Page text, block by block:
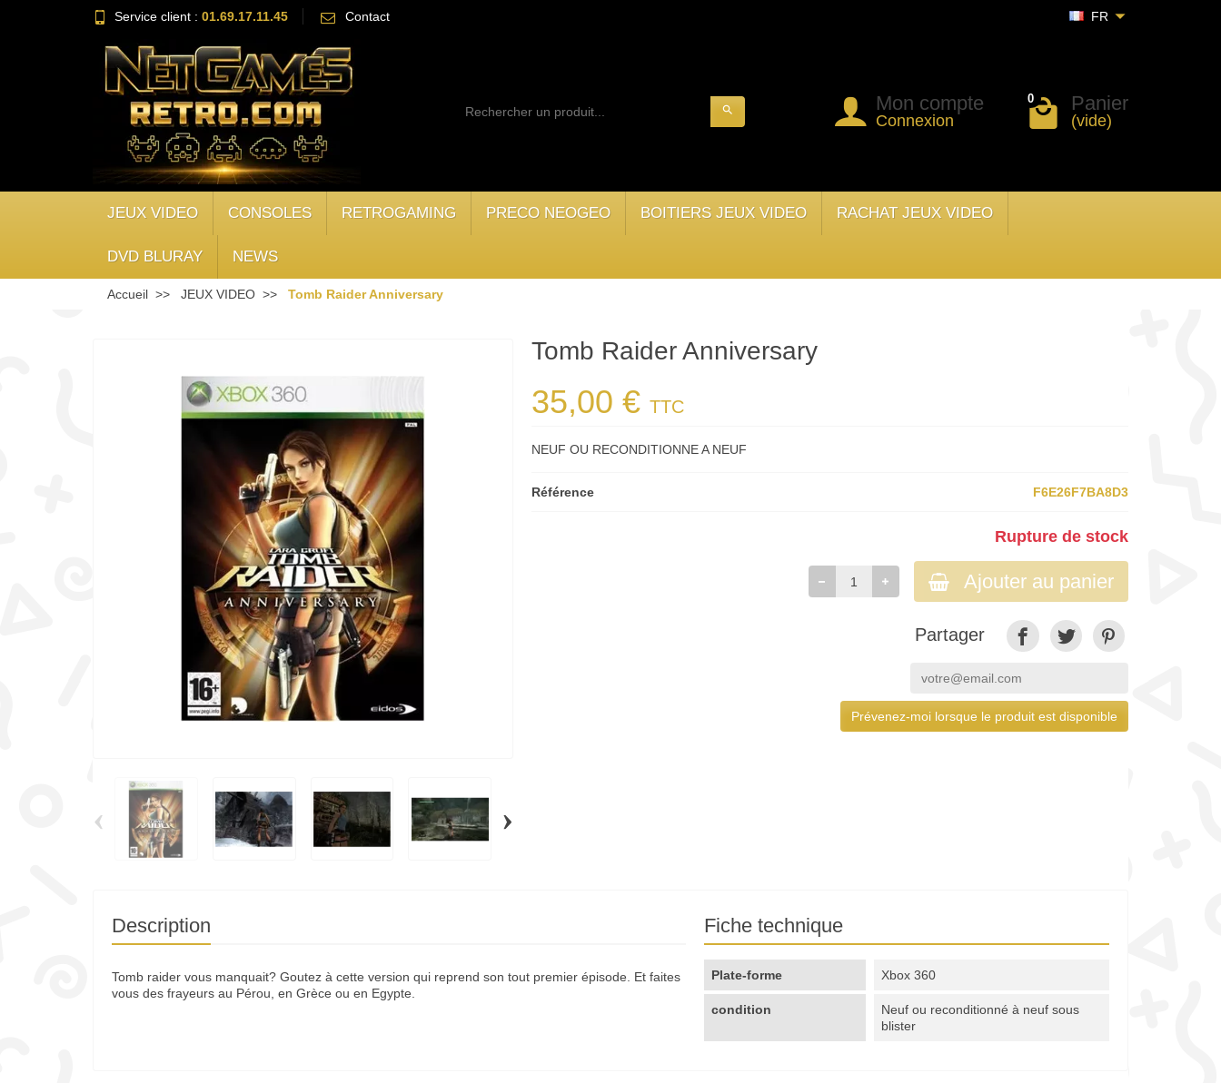
Service client : 01.69.17.11.45 Contact FR
search Mon compte
Connexion
0 Panier
(vide)
JEUX VIDEO CONSOLES RETROGAMING PRECO NEOGEO BOITIERS JEUX VIDEO RACHAT JEUX VIDEO
DVD BLURAY NEWS
Accueil JEUX VIDEO Tomb Raider Anniversary
‹ ›
Tomb Raider Anniversary
35,00 €TTC
NEUF OU RECONDITIONNE A NEUF
Référence F6E26F7BA8D3
Rupture de stock
Ajouter au panier
Partager
Prévenez-moi lorsque le produit est disponible
Description
Tomb raider vous manquait? Goutez à cette version qui reprend son tout premier épisode. Et faites
vous des frayeurs au Pérou, en Grèce ou en Egypte.
Fiche technique
Plate-forme Xbox 360
condition
Neuf ou reconditionné à neuf sous
blister